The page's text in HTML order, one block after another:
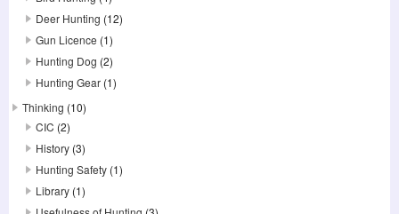
Deer Hunting (12)
Gun Licence (1)
Hunting Dog (2)
Hunting Gear (1)
Thinking (10)
CIC (2)
History (3)
Hunting Safety (1)
Library (1)